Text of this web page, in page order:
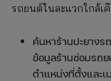
รถยนต์ในละแวกใกล้
ค้นหาร้านปะยางร
ข้อมูลร้านซ่อมรถ
ตำแหน่งที่ตั้งและเ